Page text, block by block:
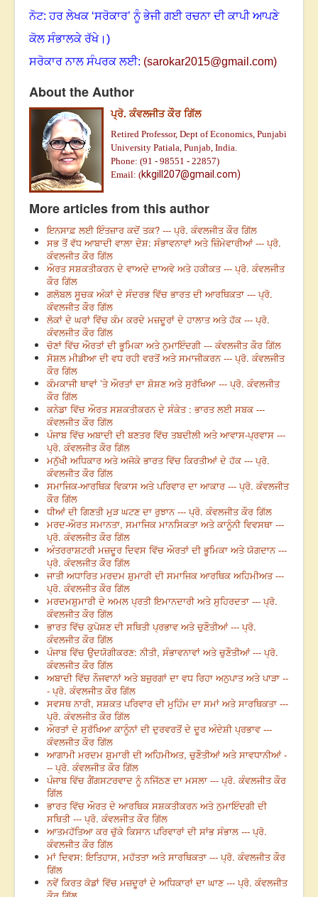
ਨੋਟ: ਹਰ ਲੇਖਕ ‘ਸਰੋਕਾਰ’ ਨੂੰ ਭੇਜੀ ਗਈ ਰਚਨਾ ਦੀ ਕਾਪੀ ਆਪਣੇ
ਕੋਲ ਸੰਭਾਲਕੇ ਰੱਖੇ। )
ਸਰੋਕਾਰ ਨਾਲ ਸੰਪਰਕ ਲਈ: (sarokar2015@gmail.com)
About the Author
ਪ੍ਰੋ. ਕੰਵਲਜੀਤ ਕੌਰ ਗਿੱਲ
Retired Professor, Dept of Economics, Punjabi
University Patiala, Punjab, India.
Phone: (91 - 98551 - 22857)
Email: (kkgill207@gmail.com)
More articles from this author
ਇਨਸਾਫ਼ ਲਈ ਇੰਤਜ਼ਾਰ ਕਦੋਂ ਤਕ? --- ਪ੍ਰੋ. ਕੰਵਲਜੀਤ ਕੌਰ ਗਿੱਲ
ਸਭ ਤੋਂ ਵੱਧ ਆਬਾਦੀ ਵਾਲਾ ਦੇਸ਼: ਸੰਭਾਵਨਾਵਾਂ ਅਤੇ ਜ਼ਿੰਮੇਵਾਰੀਆਂ --- ਪ੍ਰੋ.
ਕੰਵਲਜੀਤ ਕੌਰ ਗਿੱਲ
ਔਰਤ ਸਸ਼ਕਤੀਕਰਨ ਦੇ ਵਾਅਦੇ ਦਾਅਵੇ ਅਤੇ ਹਕੀਕਤ --- ਪ੍ਰੋ. ਕੰਵਲਜੀਤ
ਕੌਰ ਗਿੱਲ
ਗਲੋਬਲ ਸੂਚਕ ਅੰਕਾਂ ਦੇ ਸੰਦਰਭ ਵਿੱਚ ਭਾਰਤ ਦੀ ਆਰਥਿਕਤਾ --- ਪ੍ਰੋ.
ਕੰਵਲਜੀਤ ਕੌਰ ਗਿੱਲ
ਲੋਕਾਂ ਦੇ ਘਰਾਂ ਵਿੱਚ ਕੰਮ ਕਰਦੇ ਮਜ਼ਦੂਰਾਂ ਦੇ ਹਾਲਾਤ ਅਤੇ ਹੱਕ --- ਪ੍ਰੋ.
ਕੰਵਲਜੀਤ ਕੌਰ ਗਿੱਲ
ਚੋਣਾਂ ਵਿੱਚ ਔਰਤਾਂ ਦੀ ਭੂਮਿਕਾ ਅਤੇ ਨੁਮਾਇੰਦਗੀ --- ਕੰਵਲਜੀਤ ਕੌਰ ਗਿੱਲ
ਸੋਸ਼ਲ ਮੀਡੀਆ ਦੀ ਵਧ ਰਹੀ ਵਰਤੋਂ ਅਤੇ ਸਮਾਜੀਕਰਨ --- ਪ੍ਰੋ. ਕੰਵਲਜੀਤ
ਕੌਰ ਗਿੱਲ
ਕੰਮਕਾਜੀ ਥਾਵਾਂ ’ਤੇ ਔਰਤਾਂ ਦਾ ਸ਼ੋਸ਼ਣ ਅਤੇ ਸੁਰੱਖਿਆ --- ਪ੍ਰੋ. ਕੰਵਲਜੀਤ
ਕੌਰ ਗਿੱਲ
ਕਨੇਡਾ ਵਿੱਚ ਔਰਤ ਸਸ਼ਕਤੀਕਰਨ ਦੇ ਸੰਕੇਤ : ਭਾਰਤ ਲਈ ਸਬਕ ---
ਕੰਵਲਜੀਤ ਕੌਰ ਗਿੱਲ
ਪੰਜਾਬ ਵਿੱਚ ਅਬਾਦੀ ਦੀ ਬਣਤਰ ਵਿੱਚ ਤਬਦੀਲੀ ਅਤੇ ਆਵਾਸ-ਪ੍ਰਵਾਸ ---
ਪ੍ਰੋ. ਕੰਵਲਜੀਤ ਕੌਰ ਗਿੱਲ
ਮਨੁੱਖੀ ਅਧਿਕਾਰ ਅਤੇ ਅਜੋਕੇ ਭਾਰਤ ਵਿੱਚ ਕਿਰਤੀਆਂ ਦੇ ਹੱਕ --- ਪ੍ਰੋ.
ਕੰਵਲਜੀਤ ਕੌਰ ਗਿੱਲ
ਸਮਾਜਿਕ-ਆਰਥਿਕ ਵਿਕਾਸ ਅਤੇ ਪਰਿਵਾਰ ਦਾ ਆਕਾਰ --- ਪ੍ਰੋ. ਕੰਵਲਜੀਤ
ਕੌਰ ਗਿੱਲ
ਧੀਆਂ ਦੀ ਗਿਣਤੀ ਮੁੜ ਘਟਣ ਦਾ ਰੁਝਾਨ --- ਪ੍ਰੋ. ਕੰਵਲਜੀਤ ਕੌਰ ਗਿੱਲ
ਮਰਦ-ਔਰਤ ਸਮਾਨਤਾ, ਸਮਾਜਿਕ ਮਾਨਸਿਕਤਾ ਅਤੇ ਕਾਨੂੰਨੀ ਵਿਵਸਥਾ ---
ਪ੍ਰੋ. ਕੰਵਲਜੀਤ ਕੌਰ ਗਿੱਲ
ਅੰਤਰਰਾਸ਼ਟਰੀ ਮਜ਼ਦੂਰ ਦਿਵਸ ਵਿੱਚ ਔਰਤਾਂ ਦੀ ਭੂਮਿਕਾ ਅਤੇ ਯੋਗਦਾਨ ---
ਪ੍ਰੋ. ਕੰਵਲਜੀਤ ਕੌਰ ਗਿੱਲ
ਜਾਤੀ ਅਧਾਰਿਤ ਮਰਦਮ ਸ਼ੁਮਾਰੀ ਦੀ ਸਮਾਜਿਕ ਆਰਥਿਕ ਅਹਿਮੀਅਤ ---
ਪ੍ਰੋ. ਕੰਵਲਜੀਤ ਕੌਰ ਗਿੱਲ
ਮਰਦਮਸ਼ੁਮਾਰੀ ਦੇ ਅਮਲ ਪ੍ਰਤੀ ਇਮਾਨਦਾਰੀ ਅਤੇ ਸੁਹਿਰਦਤਾ --- ਪ੍ਰੋ.
ਕੰਵਲਜੀਤ ਕੌਰ ਗਿੱਲ
ਭਾਰਤ ਵਿੱਚ ਕੁਪੋਸ਼ਣ ਦੀ ਸਥਿਤੀ ਪ੍ਰਭਾਵ ਅਤੇ ਚੁਣੌਤੀਆਂ --- ਪ੍ਰੋ.
ਕੰਵਲਜੀਤ ਕੌਰ ਗਿੱਲ
ਪੰਜਾਬ ਵਿੱਚ ਉਦਯੋਗੀਕਰਣ: ਨੀਤੀ, ਸੰਭਾਵਨਾਵਾਂ ਅਤੇ ਚੁਣੌਤੀਆਂ --- ਪ੍ਰੋ.
ਕੰਵਲਜੀਤ ਕੌਰ ਗਿੱਲ
ਅਬਾਦੀ ਵਿੱਚ ਨੌਜਵਾਨਾਂ ਅਤੇ ਬਜ਼ੁਰਗਾਂ ਦਾ ਵਧ ਰਿਹਾ ਅਨੁਪਾਤ ਅਤੇ ਪਾੜਾ --
- ਪ੍ਰੋ. ਕੰਵਲਜੀਤ ਕੌਰ ਗਿੱਲ
ਸਵਸਥ ਨਾਰੀ, ਸਸ਼ਕਤ ਪਰਿਵਾਰ ਦੀ ਮੁਹਿੰਮ ਦਾ ਸਮਾਂ ਅਤੇ ਸਾਰਥਿਕਤਾ ---
ਪ੍ਰੋ. ਕੰਵਲਜੀਤ ਕੌਰ ਗਿੱਲ
ਔਰਤਾਂ ਦੇ ਸੁਰੱਖਿਆ ਕਾਨੂੰਨਾਂ ਦੀ ਦੁਰਵਰਤੋਂ ਦੇ ਦੂਰ ਅੰਦੇਸ਼ੀ ਪ੍ਰਭਾਵ ---
ਕੰਵਲਜੀਤ ਕੌਰ ਗਿੱਲ
ਆਗਾਮੀ ਮਰਦਮ ਸ਼ੁਮਾਰੀ ਦੀ ਅਹਿਮੀਅਤ, ਚੁਣੌਤੀਆਂ ਅਤੇ ਸਾਵਧਾਨੀਆਂ -
-- ਪ੍ਰੋ. ਕੰਵਲਜੀਤ ਕੌਰ ਗਿੱਲ
ਪੰਜਾਬ ਵਿੱਚ ਗੈਂਗਸਟਰਵਾਦ ਨੂੰ ਨਜਿੱਠਣ ਦਾ ਮਸਲਾ --- ਪ੍ਰੋ. ਕੰਵਲਜੀਤ ਕੌਰ
ਗਿੱਲ
ਭਾਰਤ ਵਿੱਚ ਔਰਤ ਦੇ ਆਰਥਿਕ ਸਸ਼ਕਤੀਕਰਨ ਅਤੇ ਨੁਮਾਇੰਦਗੀ ਦੀ
ਸਥਿਤੀ --- ਪ੍ਰੋ. ਕੰਵਲਜੀਤ ਕੌਰ ਗਿੱਲ
ਆਤਮਹੱਤਿਆ ਕਰ ਚੁੱਕੇ ਕਿਸਾਨ ਪਰਿਵਾਰਾਂ ਦੀ ਸਾਂਭ ਸੰਭਾਲ --- ਪ੍ਰੋ.
ਕੰਵਲਜੀਤ ਕੌਰ ਗਿੱਲ
ਮਾਂ ਦਿਵਸ: ਇਤਿਹਾਸ, ਮਹੱਤਤਾ ਅਤੇ ਸਾਰਥਿਕਤਾ --- ਪ੍ਰੋ. ਕੰਵਲਜੀਤ ਕੌਰ
ਗਿੱਲ
ਨਵੇਂ ਕਿਰਤ ਕੋਡਾਂ ਵਿੱਚ ਮਜ਼ਦੂਰਾਂ ਦੇ ਅਧਿਕਾਰਾਂ ਦਾ ਘਾਣ --- ਪ੍ਰੋ. ਕੰਵਲਜੀਤ